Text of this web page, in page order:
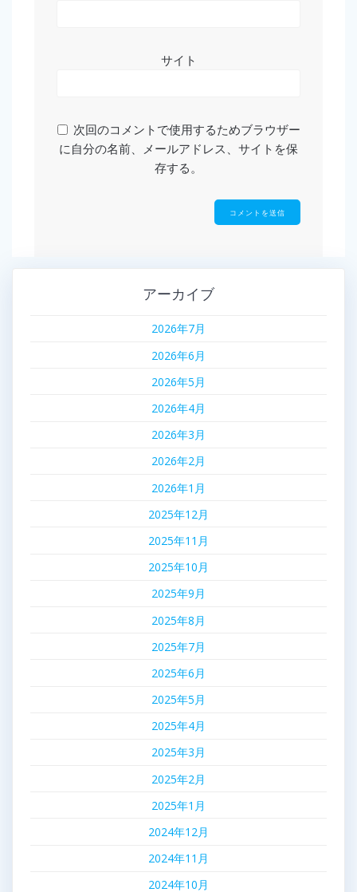
サイト
次回のコメントで使用するためブラウザー
に自分の名前、メールアドレス、サイトを保
存する。
アーカイブ
2026年7月
2026年6月
2026年5月
2026年4月
2026年3月
2026年2月
2026年1月
2025年12月
2025年11月
2025年10月
2025年9月
2025年8月
2025年7月
2025年6月
2025年5月
2025年4月
2025年3月
2025年2月
2025年1月
2024年12月
2024年11月
2024年10月